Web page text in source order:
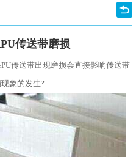
传送带磨损
传送带出现磨损会直接影响传送带
象的发生?